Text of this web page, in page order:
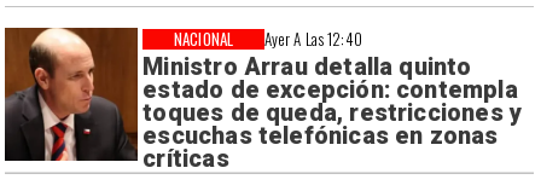
Ayer A Las 12:40
Ministro Arrau detalla quinto
estado de excepción: contempla
toques de queda, restricciones y
escuchas telefónicas en zonas
críticas
NACIONAL